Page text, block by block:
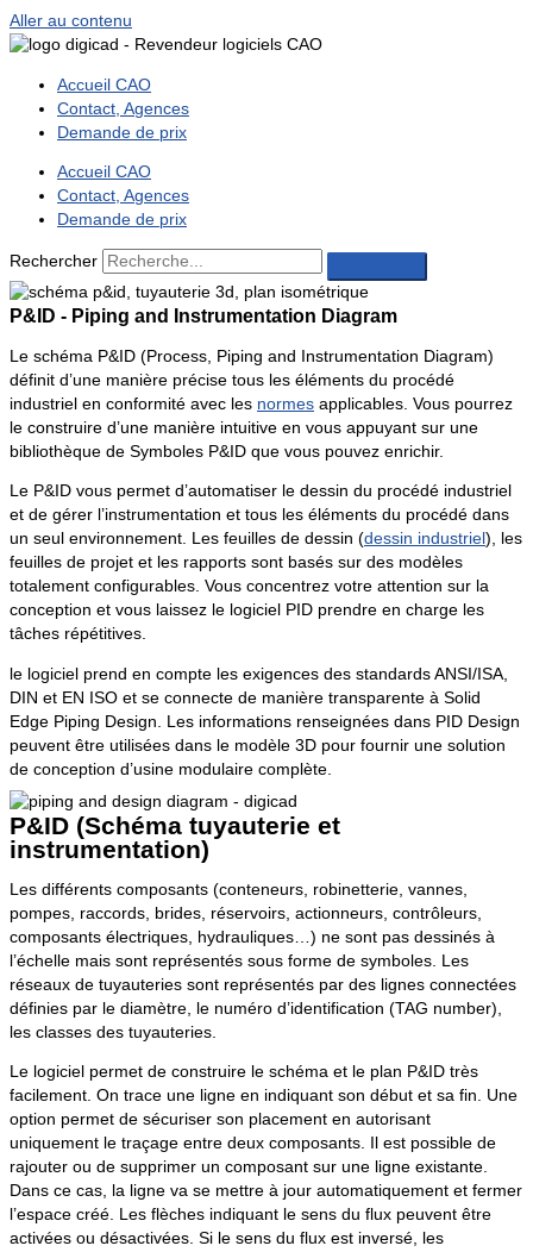
Aller au contenu
Accueil CAO
Contact, Agences
Demande de prix
Accueil CAO
Contact, Agences
Demande de prix
Rechercher
P&ID - Piping and Instrumentation Diagram
Le schéma P&ID (Process, Piping and Instrumentation Diagram)
définit d’une manière précise tous les éléments du procédé
industriel en conformité avec les normes applicables. Vous pourrez
le construire d’une manière intuitive en vous appuyant sur une
bibliothèque de Symboles P&ID que vous pouvez enrichir.
Le P&ID vous permet d’automatiser le dessin du procédé industriel
et de gérer l’instrumentation et tous les éléments du procédé dans
un seul environnement. Les feuilles de dessin (dessin industriel ), les
feuilles de projet et les rapports sont basés sur des modèles
totalement configurables. Vous concentrez votre attention sur la
conception et vous laissez le logiciel PID prendre en charge les
tâches répétitives.
le logiciel prend en compte les exigences des standards ANSI/ISA,
DIN et EN ISO et se connecte de manière transparente à Solid
Edge Piping Design. Les informations renseignées dans PID Design
peuvent être utilisées dans le modèle 3D pour fournir une solution
de conception d’usine modulaire complète.
P&ID (Schéma tuyauterie et
instrumentation)
Les différents composants (conteneurs, robinetterie, vannes,
pompes, raccords, brides, réservoirs, actionneurs, contrôleurs,
composants électriques, hydrauliques…) ne sont pas dessinés à
l’échelle mais sont représentés sous forme de symboles. Les
réseaux de tuyauteries sont représentés par des lignes connectées
définies par le diamètre, le numéro d’identification (TAG number),
les classes des tuyauteries.
Le logiciel permet de construire le schéma et le plan P&ID très
facilement. On trace une ligne en indiquant son début et sa fin. Une
option permet de sécuriser son placement en autorisant
uniquement le traçage entre deux composants. Il est possible de
rajouter ou de supprimer un composant sur une ligne existante.
Dans ce cas, la ligne va se mettre à jour automatiquement et fermer
l’espace créé. Les flèches indiquant le sens du flux peuvent être
activées ou désactivées. Si le sens du flux est inversé, les